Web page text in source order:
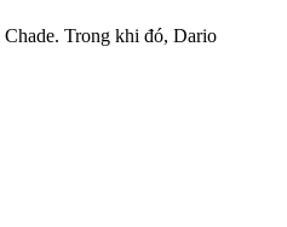
Trong khi đó, Dario